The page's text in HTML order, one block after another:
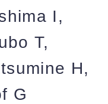
I,
T,
H,
G